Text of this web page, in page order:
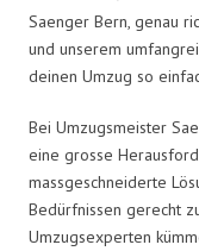
Saenger Bern, genau
und unserem
deinen Umzug so
Bei Umzugsmeister
eine grosse
massgeschneiderte
Bedürfnissen gerecht
Umzugsexperten